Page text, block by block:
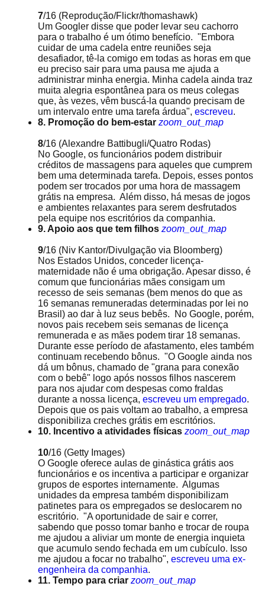
7/16 (Reprodução/Flickr/thomashawk)
Um Googler disse que poder levar seu cachorro
para o trabalho é um ótimo benefício. "Embora
cuidar de uma cadela entre reuniões seja
desafiador, tê-la comigo em todas as horas em que
eu preciso sair para uma pausa me ajuda a
administrar minha energia. Minha cadela ainda traz
muita alegria espontânea para os meus colegas
que, às vezes, vêm buscá-la quando precisam de
um intervalo entre uma tarefa árdua", escreveu.
8. Promoção do bem-estar zoom_out_map
8/16 (Alexandre Battibugli/Quatro Rodas)
No Google, os funcionários podem distribuir
créditos de massagens para aqueles que cumprem
bem uma determinada tarefa. Depois, esses pontos
podem ser trocados por uma hora de massagem
grátis na empresa. Além disso, há mesas de jogos
e ambientes relaxantes para serem desfrutados
pela equipe nos escritórios da companhia.
9. Apoio aos que tem filhos zoom_out_map
9/16 (Niv Kantor/Divulgação via Bloomberg)
Nos Estados Unidos, conceder licença-
maternidade não é uma obrigação. Apesar disso, é
comum que funcionárias mães consigam um
recesso de seis semanas (bem menos do que as
16 semanas remuneradas determinadas por lei no
Brasil) ao dar à luz seus bebês. No Google, porém,
novos pais recebem seis semanas de licença
remunerada e as mães podem tirar 18 semanas.
Durante esse período de afastamento, eles também
continuam recebendo bônus. "O Google ainda nos
dá um bônus, chamado de "grana para conexão
com o bebê" logo após nossos filhos nascerem
para nos ajudar com despesas como fraldas
durante a nossa licença, escreveu um empregado.
Depois que os pais voltam ao trabalho, a empresa
disponibiliza creches grátis em escritórios.
10. Incentivo a atividades físicas zoom_out_map
10/16 (Getty Images)
O Google oferece aulas de ginástica grátis aos
funcionários e os incentiva a participar e organizar
grupos de esportes internamente. Algumas
unidades da empresa também disponibilizam
patinetes para os empregados se deslocarem no
escritório. "A oportunidade de sair e correr,
sabendo que posso tomar banho e trocar de roupa
me ajudou a aliviar um monte de energia inquieta
que acumulo sendo fechada em um cubículo. Isso
me ajudou a focar no trabalho", escreveu uma ex-
engenheira da companhia.
11. Tempo para criar zoom_out_map